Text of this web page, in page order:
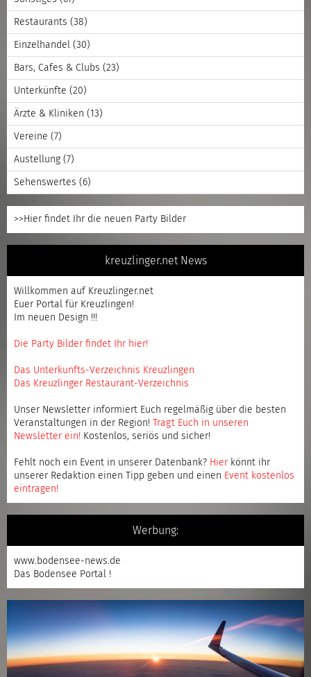
Restaurants (38)
Einzelhandel (30)
Bars, Cafes & Clubs (23)
Unterkünfte (20)
Ärzte & Kliniken (13)
Vereine (7)
Austellung (7)
Sehenswertes (6)
>>Hier findet Ihr die neuen Party Bilder
kreuzlinger.net News
Willkommen auf Kreuzlinger.net
Euer Portal für Kreuzlingen!
Im neuen Design !!!
Die Party Bilder findet Ihr hier!
Das Unterkunfts-Verzeichnis Kreuzlingen
Das Kreuzlinger Restaurant-Verzeichnis
Unser Newsletter informiert Euch regelmäßig über die besten
Veranstaltungen in der Region!
Tragt Euch in unseren
Newsletter ein! Kostenlos, seriös und sicher!
Fehlt noch ein Event in unserer Datenbank? Hier könnt ihr
unserer Redaktion einen Tipp geben und einen Event kostenlos
eintragen!
Werbung:
www.bodensee-news.de
Das Bodensee Portal !